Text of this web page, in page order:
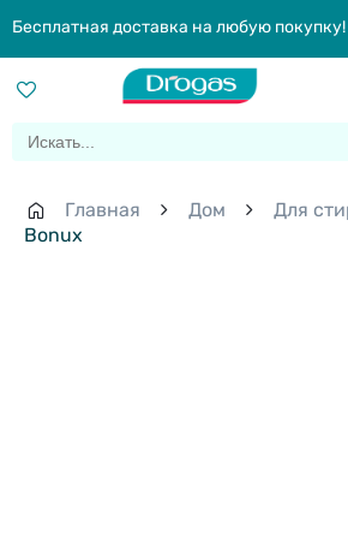
Бесплатная доставка на любую покупку!
Главная Дом
Для
Bonux